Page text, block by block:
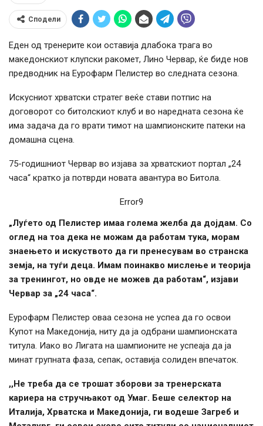
Сподели
Еден од тренерите кои оставија длабока трага во
македонскиот клупски ракомет, Лино Червар, ќе биде нов
предводник на Еурофарм Пелистер во следната сезона.
Искусниот хрватски стратег веќе стави потпис на
договорот со битолскиот клуб и во наредната сезона ќе
има задача да го врати тимот на шампионските патеки на
домашна сцена.
75-годишниот Червар во изјава за хрватскиот портал „24
часа“ кратко ја потврди новата авантура во Битола.
Error9
„Луѓето од Пелистер имаа голема желба да дојдам. Со
оглед на тоа дека не можам да работам тука, морам
знаењето и искуството да ги пренесувам во странска
земја, на туѓи деца. Имам поинакво мислење и теорија
за тренингот, но овде не можев да работам“, изјави
Червар за „24 часа“.
Еурофарм Пелистер оваа сезона не успеа да го освои
Купот на Македонија, ниту да ја одбрани шампионската
титула. Иако во Лигата на шампионите не успеаја да ја
минат групната фаза, сепак, оставија солиден впечаток.
,,Не треба да се трошат зборови за тренерската
кариера на стручњакот од Умаг. Беше селектор на
Италија, Хрватска и Македонија, ги водеше Загреб и